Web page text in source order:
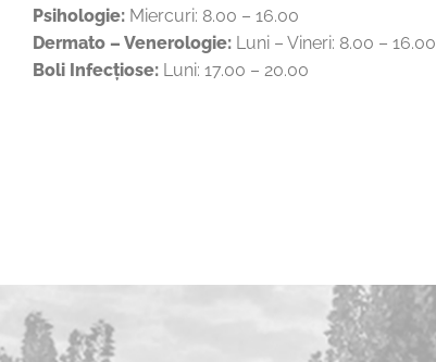
Psihologie: Miercuri: 8.00 – 16.00
Dermato – Venerologie: Luni – Vineri: 8.00 – 16.00
Boli Infecțiose: Luni: 17.00 – 20.00